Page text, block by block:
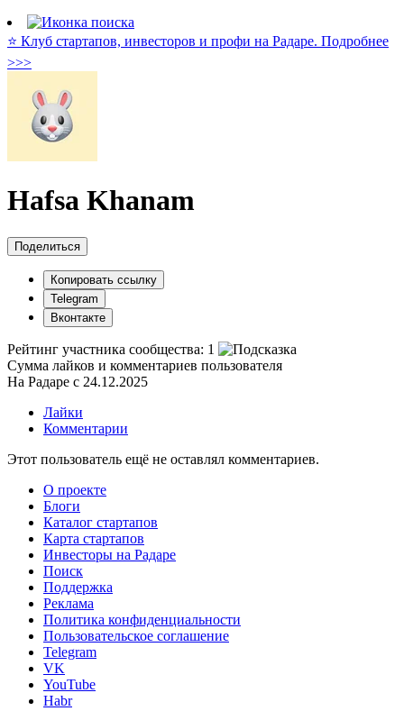
⭐️ Клуб стартапов, инвесторов и профи на Радаре. Подробнее
>>>
Hafsa Khanam
Поделиться
Копировать ссылку
Telegram
Вконтакте
Рейтинг участника сообщества: 1
Сумма лайков и комментариев пользователя
На Радаре с 24.12.2025
Лайки
Комментарии
Этот пользователь ещё не оставлял комментариев.
О проекте
Блоги
Каталог стартапов
Карта стартапов
Инвесторы на Радаре
Поиск
Поддержка
Реклама
Политика конфиденциальности
Пользовательское соглашение
Telegram
VK
YouTube
Habr